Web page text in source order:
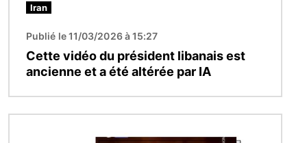
Iran
Publié le 11/03/2026 à 15:27
Cette vidéo du président libanais est
ancienne et a été altérée par IA